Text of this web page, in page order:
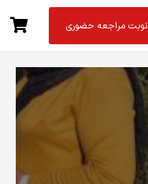
نوبت مراجعه حضوری